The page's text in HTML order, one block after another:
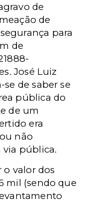
de
de
para
de
José Luiz
se de saber se
pública do
de um
era
não
via pública.
o valor dos
mil (sendo que